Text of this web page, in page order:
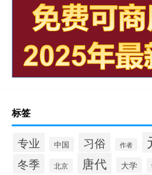
标签
专业 中国 习俗 作者
冬季 北京 唐代 大学